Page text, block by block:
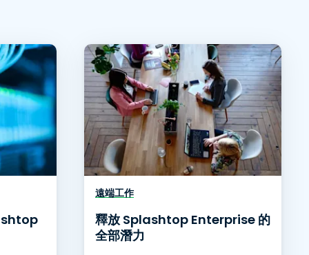
遠端工作
釋放 Splashtop Enterprise 的
全部潛力